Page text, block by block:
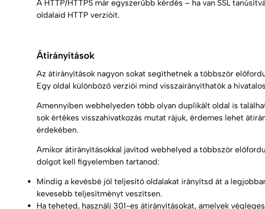
A HTTP/HTTPS már egyszerűbb kérdés – ha van SSL
oldalaid HTTP verzióit.
Átirányítások
Az átirányítások nagyon sokat segíthetnek a többször
Egy oldal különböző verziói mind visszairányíthatók a
Amennyiben webhelyeden több olyan duplikált oldal is
sok értékes visszahivatkozás mutat rájuk, érdemes lehet
érdekében.
Amikor átirányításokkal javítod webhelyed a többször
dolgot kell figyelemben tartanod:
Mindig a kevésbé jól teljesítő oldalakat irányítsd át a
kevesebb teljesítményt veszítsen.
Ha teheted, használj 301-es átirányításokat, amelyek